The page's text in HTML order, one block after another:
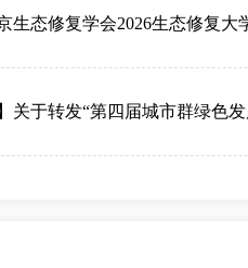
生态修复学会2026生态修复
关于转发“第四届城市群绿色